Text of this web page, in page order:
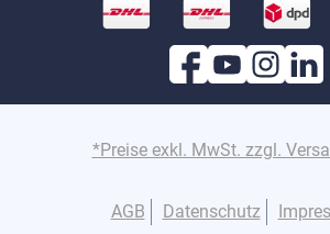
*Preise exkl. MwSt. zzgl.
AGB Datenschutz